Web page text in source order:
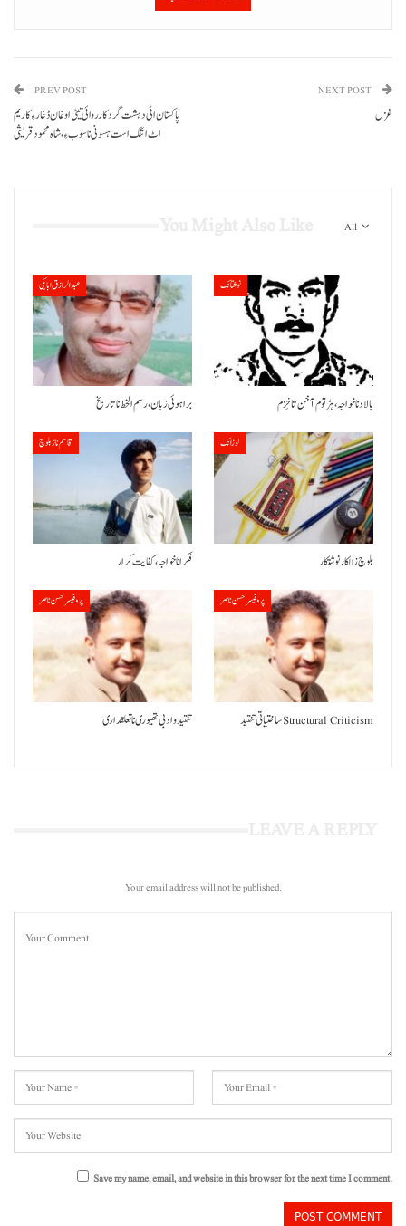
PREV POST
پاکستان اٹی دہشت گرد کارروائی تیٹی اوغان ڈغار ءِ کاریم
اٹ اتنگ است ہسونی نا سوب ءِ، شاہ محمود قریشی
NEXT POST
غزل
All
عبدالرازق ابابکی
براہوئی زبان ،رسم الخط نا تاریخ
نوشتانک
بالاد نا خواجہ، ہڑتوم آ خن تا خِزم
قاسم ناز بلوچ
فکر انا خواجہ، کفایت کرار
لوزانک
بلوچ زالکار نوشتکار
پروفیسر حسن ناصر
تنقید و ادبی تھیوری نا تعلقداری
پروفیسر حسن ناصر
ساختیاتی تنقید Structural Criticism
Your email address will not be published.
Save my name, email, and website in this browser for the next time I comment.